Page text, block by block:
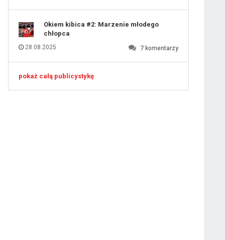
Okiem kibica #2: Marzenie młodego
chłopca
28.08.2025 7 komentarzy
pokaż całą publicystykę